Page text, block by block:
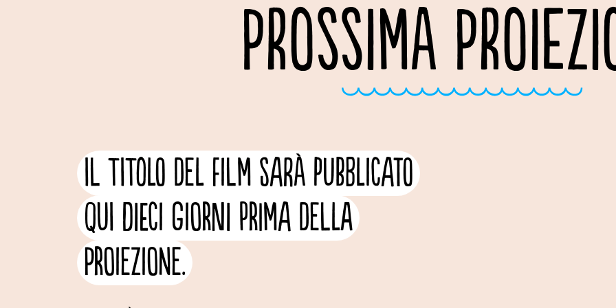
PROSSIMA
Il titolo del film sarà pubblicato
qui dieci giorni prima della
proiezione.